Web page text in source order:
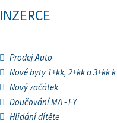
INZERCE
Prodej Auto
Nové byty 1+kk, 2+kk a 3+kk
Nový začátek
Doučování MA - FY
Hlídání dítěte